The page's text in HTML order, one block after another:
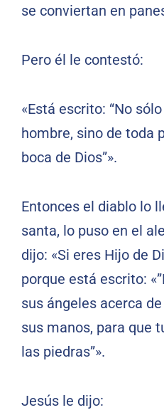
se conviertan en
Pero él le contestó:
«Está escrito: “No
hombre, sino de toda
boca de Dios”».
Entonces el diablo lo
santa, lo puso en el
dijo: «Si eres Hijo de
porque está escrito:
sus ángeles acerca
sus manos, para que
las piedras”».
Jesús le dijo: